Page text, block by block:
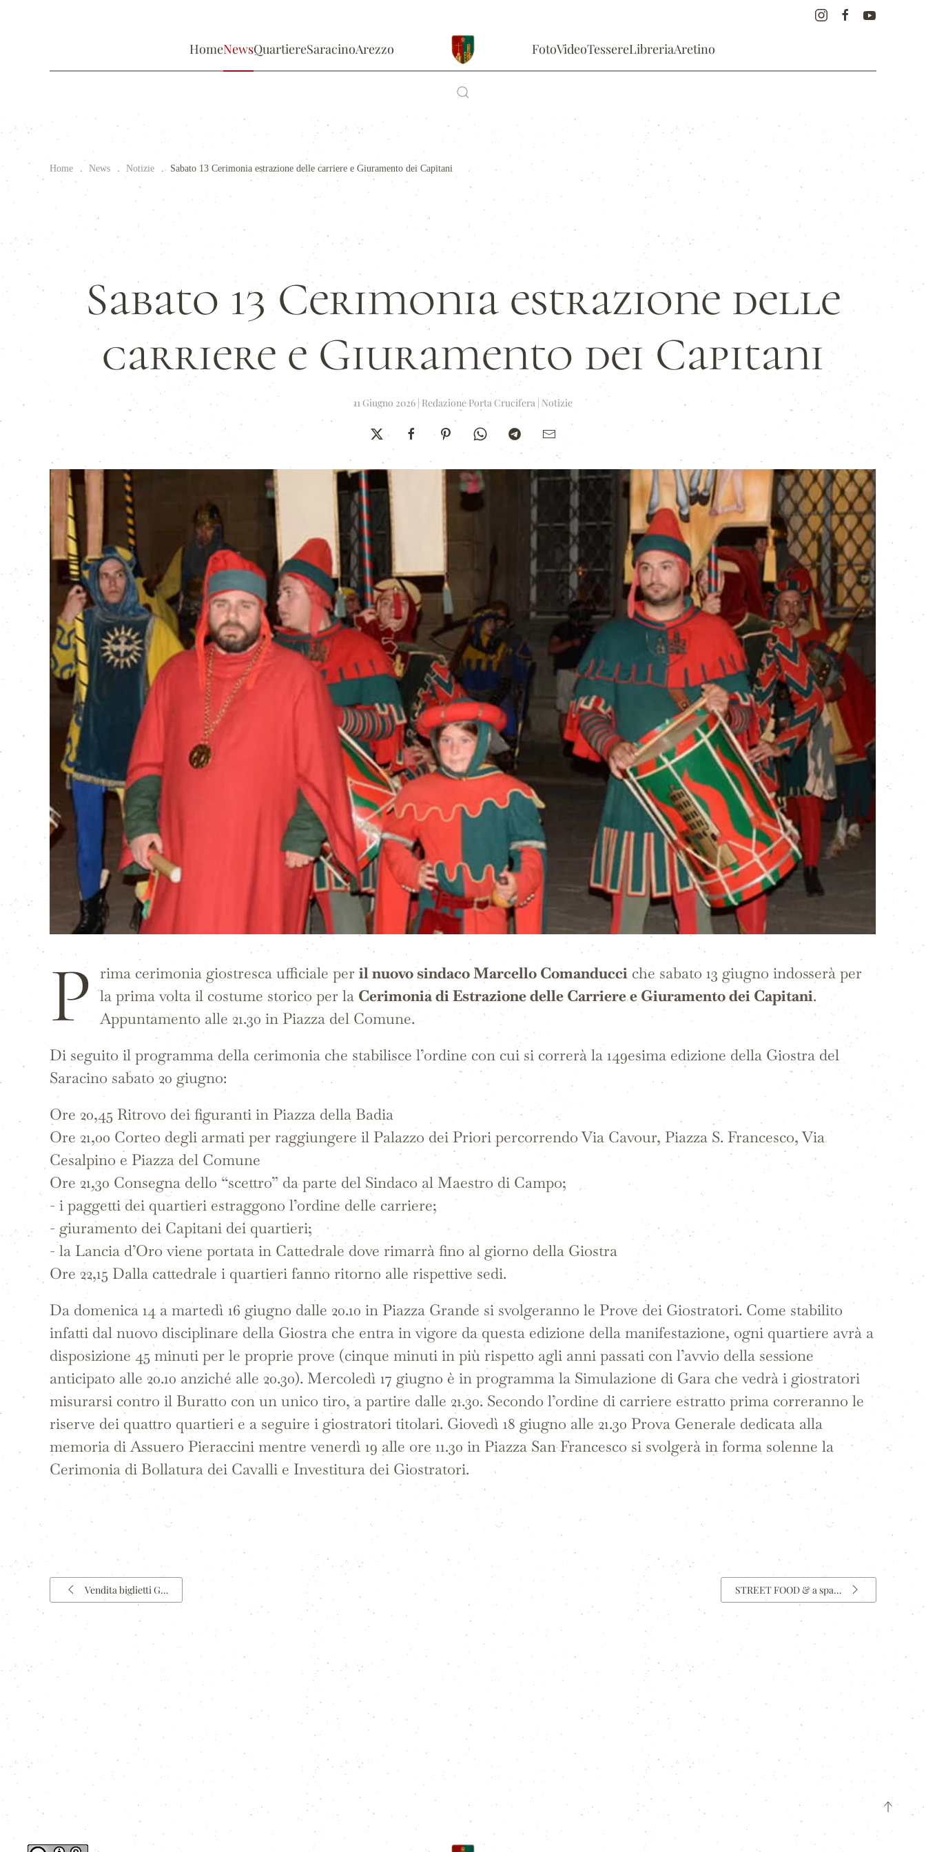
HomeNewsQuartiereSaracinoArezzo FotoVideoTessereLibreriaAretino
Home News Notizie Sabato 13 Cerimonia estrazione delle carriere e Giuramento dei Capitani
Sabato 13 Cerimonia estrazione delle
carriere e Giuramento dei Capitani
11 Giugno 2026 | Redazione Porta Crucifera |Notizie
P rima cerimonia giostresca ufficiale per il nuovo sindaco Marcello Comanducci che sabato 13 giugno indosserà per
la prima volta il costume storico per la Cerimonia di Estrazione delle Carriere e Giuramento dei Capitani.
Appuntamento alle 21.30 in Piazza del Comune.
Di seguito il programma della cerimonia che stabilisce l’ordine con cui si correrà la 149esima edizione della Giostra del
Saracino sabato 20 giugno:
Ore 20,45 Ritrovo dei figuranti in Piazza della Badia
Ore 21,00 Corteo degli armati per raggiungere il Palazzo dei Priori percorrendo Via Cavour, Piazza S. Francesco, Via
Cesalpino e Piazza del Comune
Ore 21,30 Consegna dello “scettro” da parte del Sindaco al Maestro di Campo;
- i paggetti dei quartieri estraggono l’ordine delle carriere;
- giuramento dei Capitani dei quartieri;
- la Lancia d’Oro viene portata in Cattedrale dove rimarrà fino al giorno della Giostra
Ore 22,15 Dalla cattedrale i quartieri fanno ritorno alle rispettive sedi.
Da domenica 14 a martedì 16 giugno dalle 20.10 in Piazza Grande si svolgeranno le Prove dei Giostratori. Come stabilito
infatti dal nuovo disciplinare della Giostra che entra in vigore da questa edizione della manifestazione, ogni quartiere avrà a
disposizione 45 minuti per le proprie prove (cinque minuti in più rispetto agli anni passati con l’avvio della sessione
anticipato alle 20.10 anziché alle 20.30). Mercoledì 17 giugno è in programma la Simulazione di Gara che vedrà i giostratori
misurarsi contro il Buratto con un unico tiro, a partire dalle 21.30. Secondo l’ordine di carriere estratto prima correranno le
riserve dei quattro quartieri e a seguire i giostratori titolari. Giovedì 18 giugno alle 21.30 Prova Generale dedicata alla
memoria di Assuero Pieraccini mentre venerdì 19 alle ore 11.30 in Piazza San Francesco si svolgerà in forma solenne la
Cerimonia di Bollatura dei Cavalli e Investitura dei Giostratori.
Vendita biglietti G… STREET FOOD & a spa…